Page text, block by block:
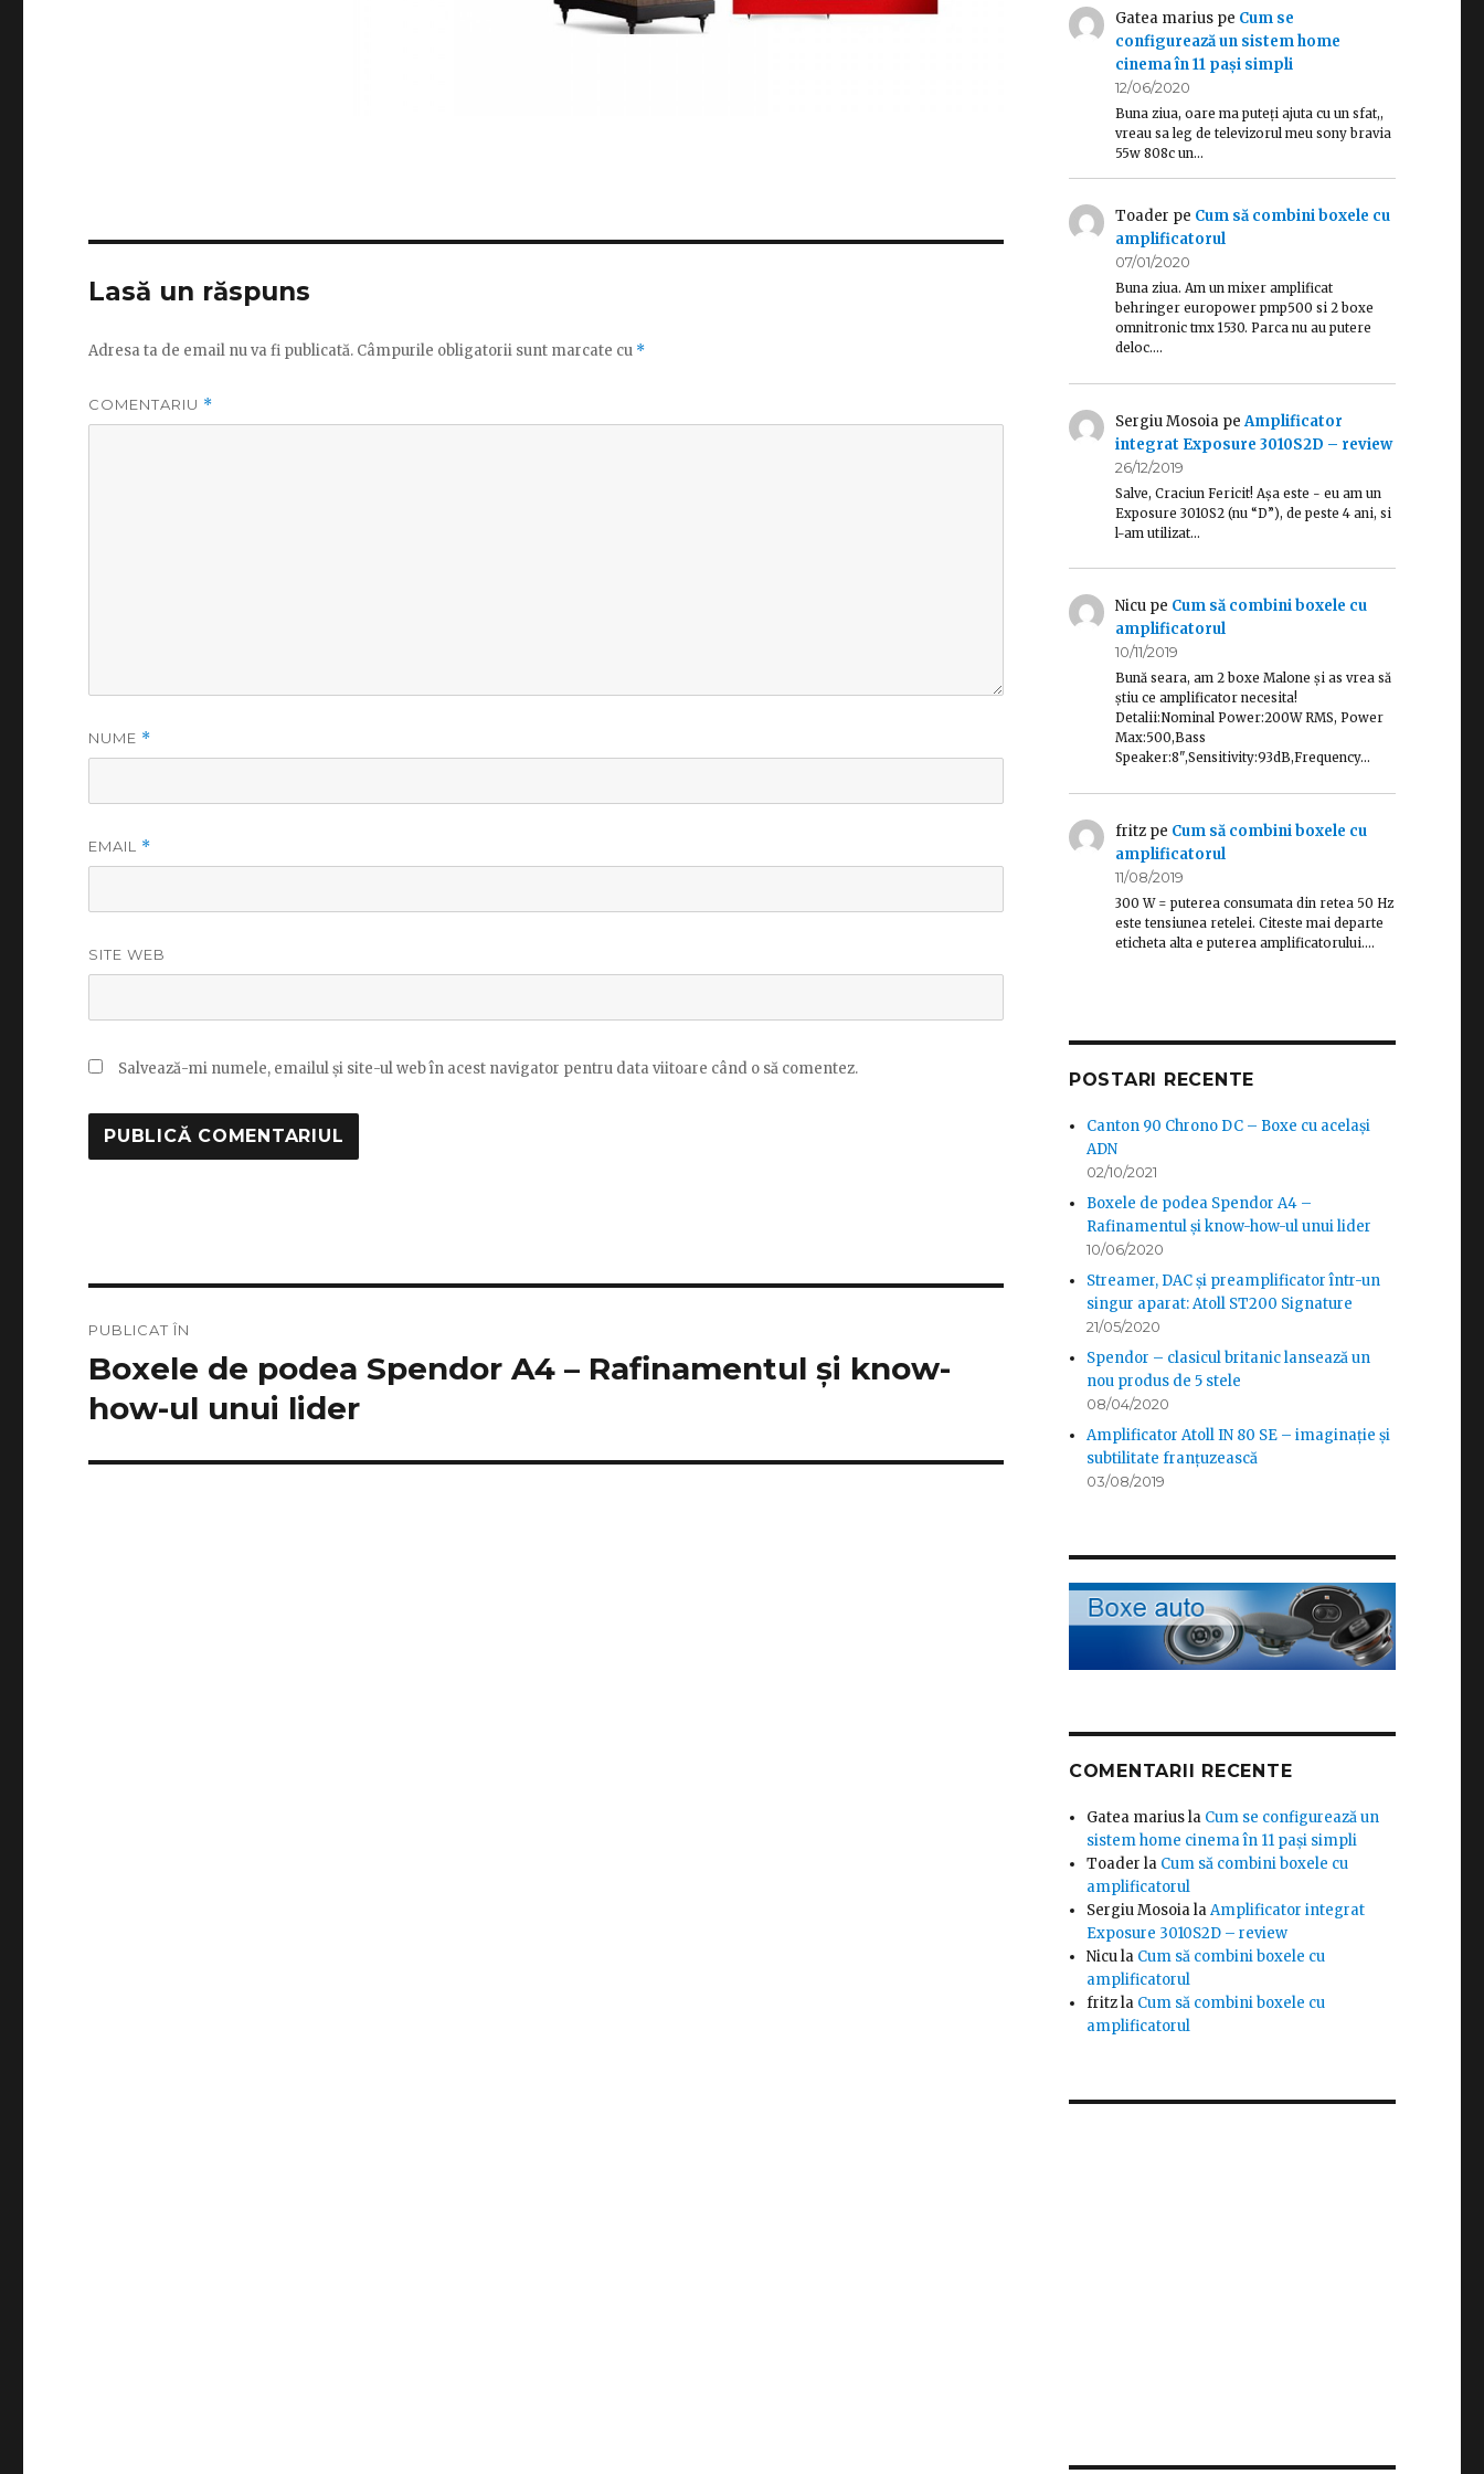
Lasă un răspuns
Adresa ta de email nu va fi publicată. Câmpurile obligatorii sunt marcate cu *
COMENTARIU *
NUME *
EMAIL *
SITE WEB
Salvează-mi numele, emailul și site-ul web în acest navigator pentru data viitoare când o să comentez.
în
articole
PUBLICAT ÎN
Boxele de podea Spendor A4 – Rafinamentul și know-
how-ul unui lider
Gatea marius pe Cum se
configurează un sistem home
cinema în 11 pași simpli
12/06/2020
Buna ziua, oare ma puteți ajuta cu un sfat,,
vreau sa leg de televizorul meu sony bravia
55w 808c un…
Toader pe Cum să combini boxele cu
amplificatorul
07/01/2020
Buna ziua. Am un mixer amplificat
behringer europower pmp500 si 2 boxe
omnitronic tmx 1530. Parca nu au putere
deloc.…
Sergiu Mosoia peAmplificator
integrat Exposure 3010S2D – review
26/12/2019
Salve, Craciun Fericit! Așa este - eu am un
Exposure 3010S2 (nu “D”), de peste 4 ani, si
l-am utilizat…
Nicu pe Cum să combini boxele cu
amplificatorul
10/11/2019
Bună seara, am 2 boxe Malone și as vrea să
știu ce amplificator necesita!
Detalii:Nominal Power:200W RMS, Power
Max:500,Bass
Speaker:8",Sensitivity:93dB,Frequency…
fritz pe Cum să combini boxele cu
amplificatorul
11/08/2019
300 W = puterea consumata din retea 50 Hz
este tensiunea retelei. Citeste mai departe
eticheta alta e puterea amplificatorului.…
POSTARI RECENTE
Canton 90 Chrono DC – Boxe cu același
ADN
02/10/2021
Boxele de podea Spendor A4 –
Rafinamentul și know-how-ul unui lider
10/06/2020
Streamer, DAC și preamplificator într-un
singur aparat: Atoll ST200 Signature
21/05/2020
Spendor – clasicul britanic lansează un
nou produs de 5 stele
08/04/2020
Amplificator Atoll IN 80 SE – imaginație și
subtilitate franțuzească
03/08/2019
COMENTARII RECENTE
Gatea mariusla Cum se configurează un
sistem home cinema în 11 pași simpli
Toader la Cum să combini boxele cu
amplificatorul
Sergiu MosoialaAmplificator integrat
Exposure 3010S2D – review
Nicula Cum să combini boxele cu
amplificatorul
fritzla Cum să combini boxele cu
amplificatorul